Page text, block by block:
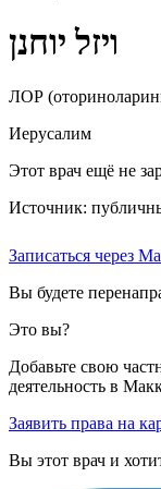
ויזל יוחנן
ЛОР
Иерусалим
Этот врач ещё не
Источник:
Записаться через
Вы будете
Это вы?
Добавьте свою
деятельность в
Заявить права на
Вы этот врач и